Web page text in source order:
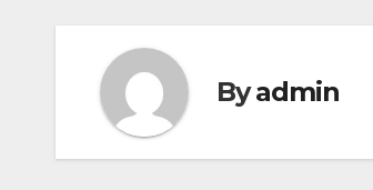
Byadmin